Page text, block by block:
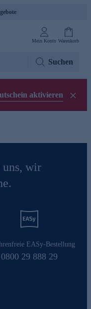
Mein Konto Warenkorb
Suchen
aktivieren
wir
EASy-Bestellung
0800 29 888 29